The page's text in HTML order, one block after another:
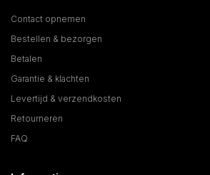
Contact opnemen
Bestellen & bezorgen
Betalen
Garantie & klachten
Levertijd & verzendkosten
Retourneren
FAQ